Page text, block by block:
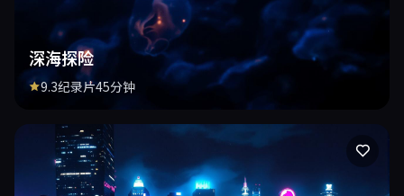
深海探险
9.3纪录片45分钟